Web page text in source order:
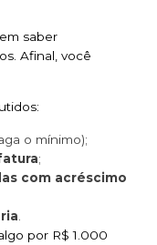
saber
Afinal, você
o mínimo);
;
com acréscimo
por R$ 1.000